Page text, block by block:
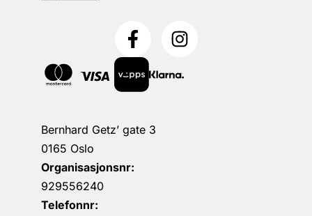
Bernhard Getz’ gate 3
0165 Oslo
Organisasjonsnr:
929556240
Telefonnr: